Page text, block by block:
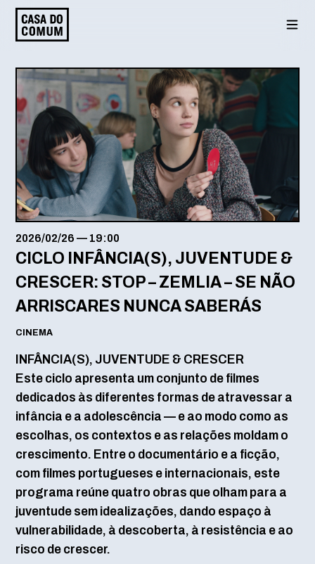
Saltar
para
conteúdo
2026/02/26 — 19:00
CICLO INFÂNCIA(S), JUVENTUDE &
CRESCER: STOP – ZEMLIA – SE NÃO
ARRISCARES NUNCA SABERÁS
CINEMA
INFÂNCIA(S), JUVENTUDE & CRESCER
Este ciclo apresenta um conjunto de filmes
dedicados às diferentes formas de atravessar a
infância e a adolescência — e ao modo como as
escolhas, os contextos e as relações moldam o
crescimento. Entre o documentário e a ficção,
com filmes portugueses e internacionais, este
programa reúne quatro obras que olham para a
juventude sem idealizações, dando espaço à
vulnerabilidade, à descoberta, à resistência e ao
risco de crescer.